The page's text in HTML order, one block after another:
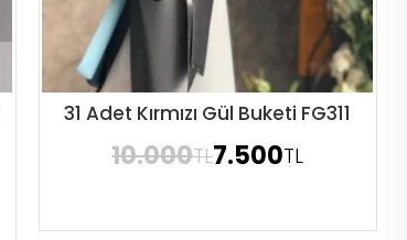
Sipariş Ver
31 Adet Kırmızı Gül Buketi FG311
10.000TL7.500TL